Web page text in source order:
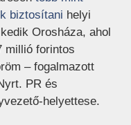
biztosítani (új
helyi
Orosháza, ahol
millió forintos
– fogalmazott
PR és
helyettese.